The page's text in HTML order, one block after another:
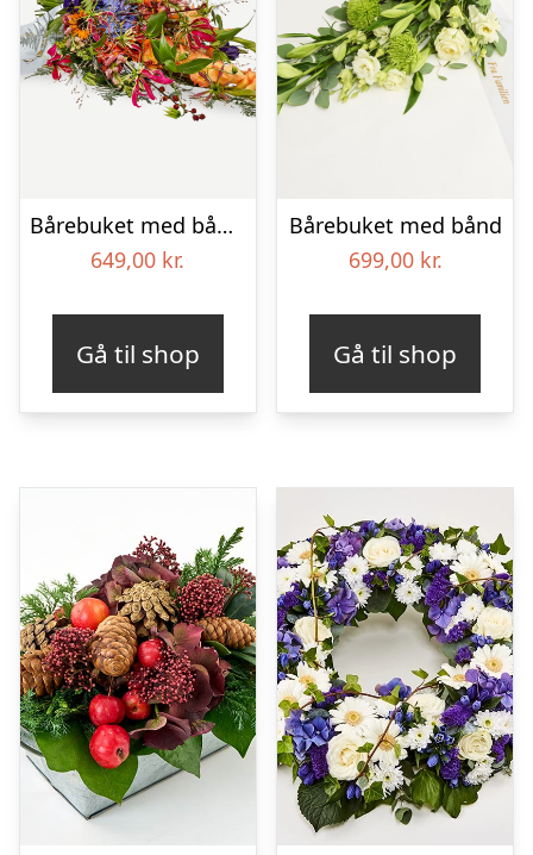
Bårebuket med bånd – Et farverigt farvel
649,00 kr.
Gå til shop
Bårebuket med bånd
699,00 kr.
Gå til shop